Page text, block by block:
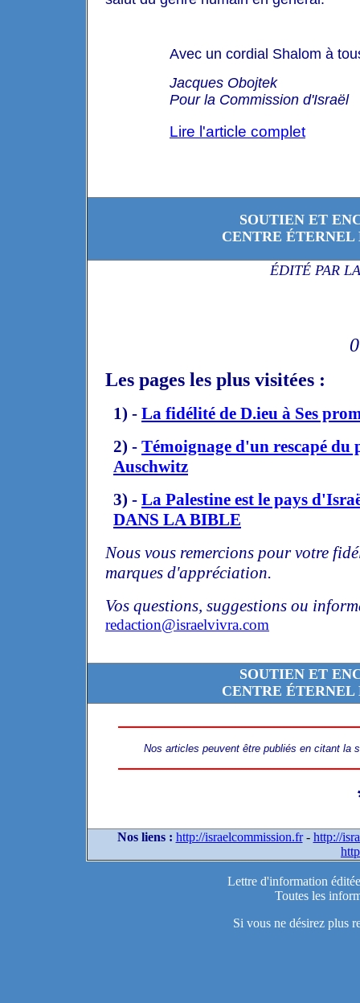
Avec un cordial Shalom à
Jacques Obojtek
Pour la Commission d'Israël
Lire l'article complet
SOUTIEN ET
CENTRE
ÉDITÉ PAR
Les pages les plus visitées :
1) - La fidélité de D.ieu à Ses
2) - Témoignage d'un rescapé
Auschwitz
3) - La Palestine est le pays
DANS LA BIBLE
Nous vous remercions pour votre
marques d'appréciation.
Vos questions, suggestions ou
redaction@israelvivra.com
SOUTIEN ET
CENTRE
Nos articles peuvent être publiés en citant la
Nos liens : http://israelcommission.fr- http://
Lettre d'information
Toutes les
Si vous ne désirez plus